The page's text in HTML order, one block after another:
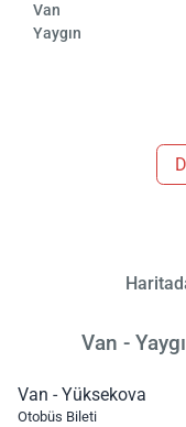
Van
Yaygın
Van -
Van - Yüksekova
Otobüs Bileti